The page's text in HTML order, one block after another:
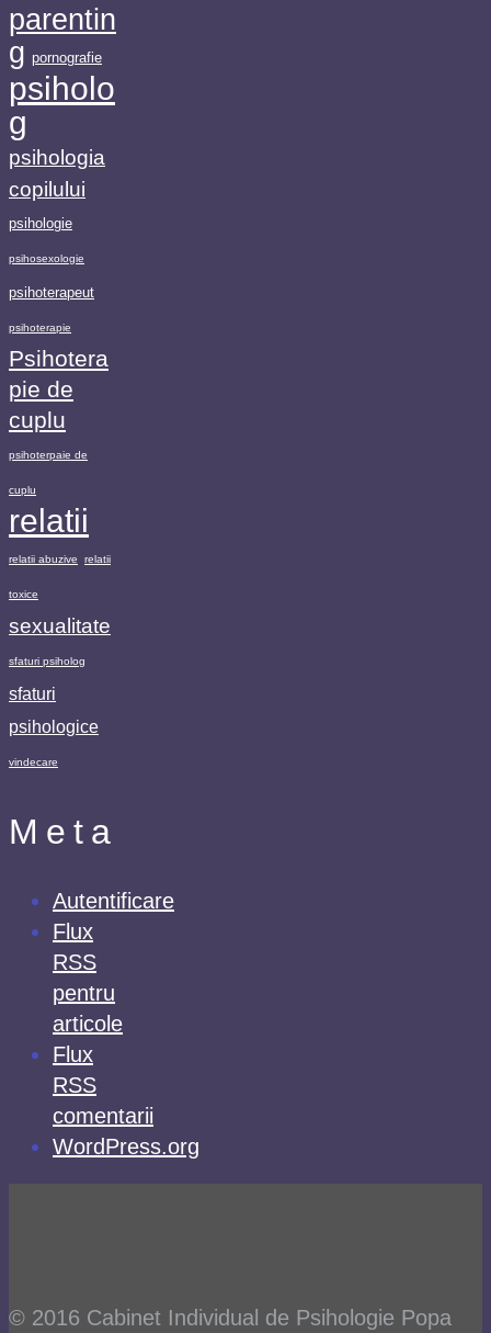
parentin
g pornografie
psiholo
g
psihologia
copilului
psihologie
psihosexologie
psihoterapeut
psihoterapie
Psihotera
pie de
cuplu
psihoterpaie de
cuplu
relatii
relatii abuzive relatii
toxice
sexualitate
sfaturi psiholog
sfaturi
psihologice
vindecare
Meta
Autentificare
Flux
RSS
pentru
articole
Flux
RSS
comentarii
WordPress.org
© 2016 Cabinet Individual de Psihologie Popa